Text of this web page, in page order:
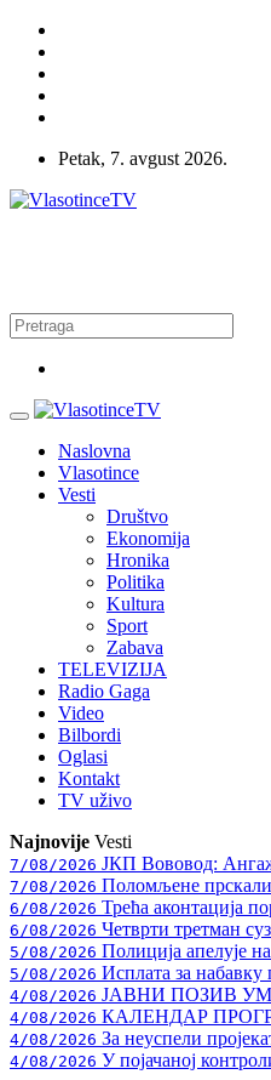
Petak, 7. avgust 2026.
Naslovna
Vlasotince
Vesti
Društvo
Ekonomija
Hronika
Politika
Kultura
Sport
Zabava
TELEVIZIJA
Radio Gaga
Video
Bilbordi
Oglasi
Kontakt
TV uživo
Najnovije Vesti
7/08/2026 ЈКП Вововод:
7/08/2026 Поломљене
6/08/2026 Трећа аконтација
6/08/2026 Четврти третман
5/08/2026 Полиција апелује
5/08/2026 Исплата за набавку
4/08/2026 ЈАВНИ ПОЗИВ
4/08/2026 КАЛЕНДАР
4/08/2026 За неуспели
4/08/2026 У појачаној